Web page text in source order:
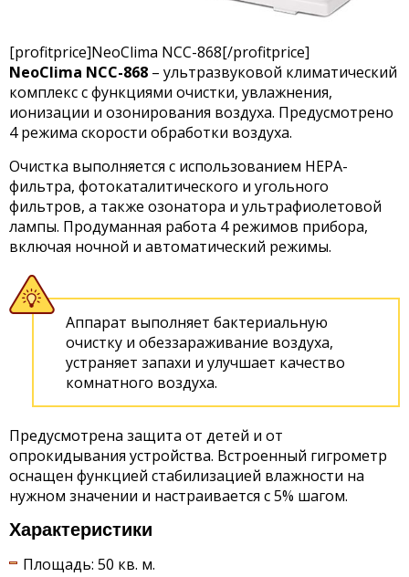
[profitprice]NeoClima NCC-868[/profitprice]
NeoClima NCC-868 – ультразвуковой климатический
комплекс с функциями очистки, увлажнения,
ионизации и озонирования воздуха. Предусмотрено
4 режима скорости обработки воздуха.
Очистка выполняется с использованием HEPA-
фильтра, фотокаталитического и угольного
фильтров, а также озонатора и ультрафиолетовой
лампы. Продуманная работа 4 режимов прибора,
включая ночной и автоматический режимы.
Аппарат выполняет бактериальную
очистку и обеззараживание воздуха,
устраняет запахи и улучшает качество
комнатного воздуха.
Предусмотрена защита от детей и от
опрокидывания устройства. Встроенный гигрометр
оснащен функцией стабилизацией влажности на
нужном значении и настраивается с 5% шагом.
Характеристики
Площадь: 50 кв. м.